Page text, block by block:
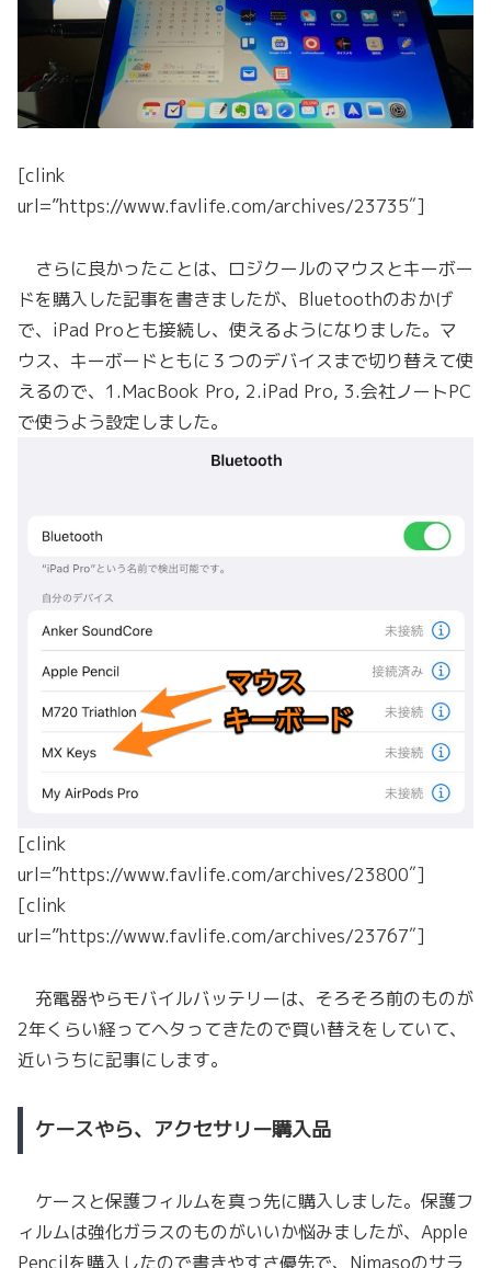
[clink
url=”https://www.favlife.com/archives/23735″]
さらに良かったことは、ロジクールのマウスとキーボー
ドを購入した記事を書きましたが、Bluetoothのおかげ
で、iPad Proとも接続し、使えるようになりました。マ
ウス、キーボードともに３つのデバイスまで切り替えて使
えるので、1.MacBook Pro, 2.iPad Pro, 3.会社ノートPC
で使うよう設定しました。
[clink
url=”https://www.favlife.com/archives/23800″]
[clink
url=”https://www.favlife.com/archives/23767″]
充電器やらモバイルバッテリーは、そろそろ前のものが
2年くらい経ってヘタってきたので買い替えをしていて、
近いうちに記事にします。
ケースやら、アクセサリー購入品
ケースと保護フィルムを真っ先に購入しました。保護フ
ィルムは強化ガラスのものがいいか悩みましたが、Apple
Pencilを購入したので書きやすさ優先で、Nimasoのサラ